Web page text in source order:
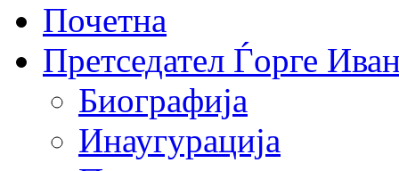
Почетна
Претседател Ѓорге
Биографија
Инаугурација